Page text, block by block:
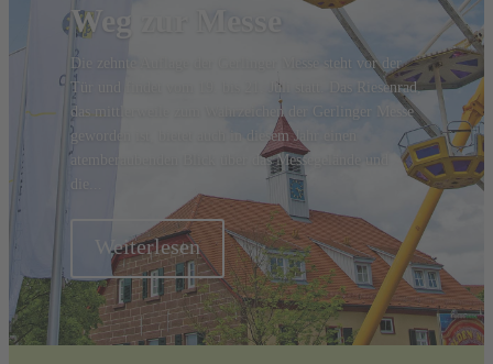
Weg zur Messe
Die zehnte Auflage der Gerlinger Messe steht vor der
Tür und findet vom 19. bis 21. Juli statt. Das Riesenrad,
das mittlerweile zum Wahrzeichen der Gerlinger Messe
geworden ist, bietet auch in diesem Jahr einen
atemberaubenden Blick über das Messegelände und
Weiterlesen